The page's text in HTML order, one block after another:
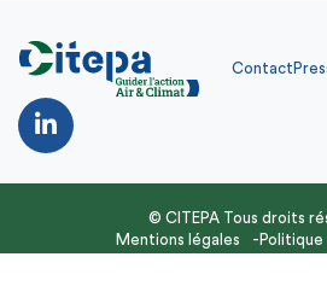
Presse Recrutement
Contact
© CITEPA Tous droits
Mentions légales